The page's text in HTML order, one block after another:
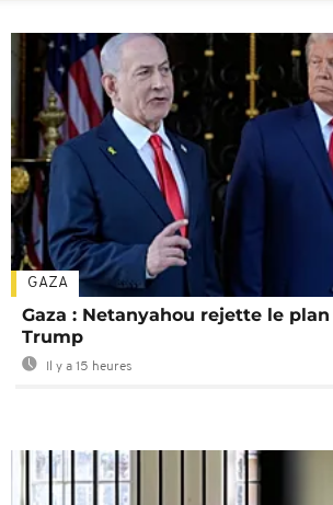
GAZA
Gaza : Netanyahou rejette le
Trump
Il y a 15 heures